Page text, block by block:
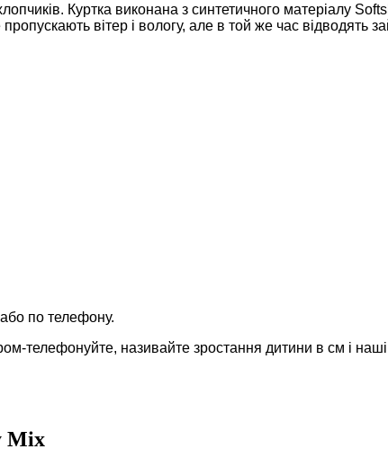
Куртка виконана з синтетичного матеріалу
вітер і вологу, але в той же час відводять
по телефону.
телефонуйте, називайте зростання дитини в см і
Mix